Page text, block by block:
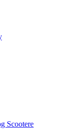
Scootere